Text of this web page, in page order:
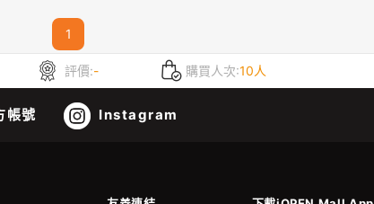
1
評價:- 購買人次:10人
帳號 Instagram